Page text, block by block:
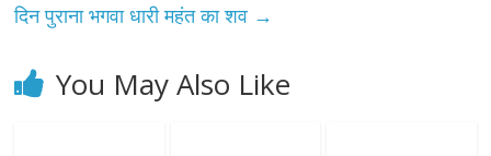
दिन पुराना भगवा धारी महंत का शव →
You May Also Like